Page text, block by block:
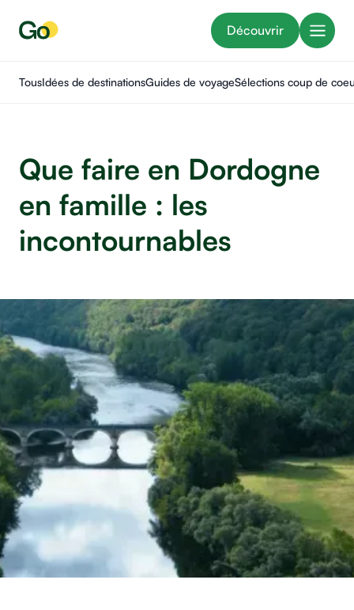
Découvrir
TousIdées de destinationsGuides de voyageSélections coup de
Que faire en Dordogne
en famille : les
incontournables